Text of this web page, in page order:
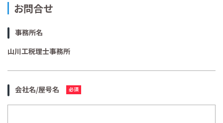
お問合せ
事務所名
山川工税理士事務所
会社名/屋号名